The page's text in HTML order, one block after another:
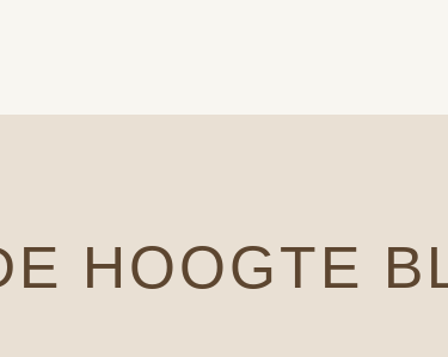
HOOGTE